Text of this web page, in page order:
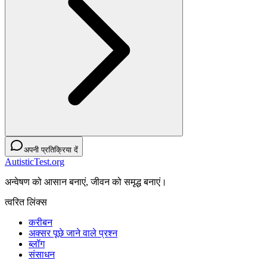
अपनी प्रतिक्रिया दें
AutisticTest.org
अन्वेषण को आसान बनाएं, जीवन को समृद्ध बनाएं।
त्वरित लिंक्स
करीबन
अक्सर पूछे जाने वाले प्रश्न
ब्लॉग
संसाधन